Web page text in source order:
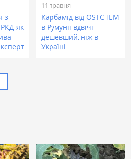
з
як
11 травня
Карбамід від OSTCHEM
в Румунії вдвічі
дешевший, ніж в
Україні